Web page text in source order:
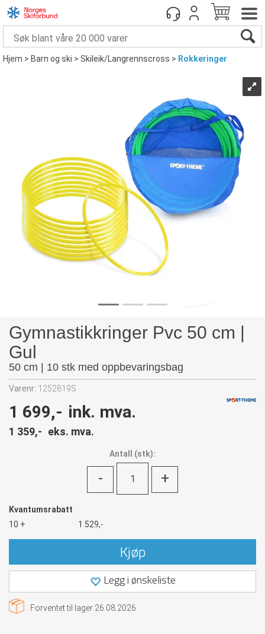
Hjem>Barn og ski>Skileik/Langrennscross> Rokkeringer
Gymnastikkringer Pvc 50 cm |
Gul
50 cm | 10 stk med oppbevaringsbag
Varenr: 1252819S
1 699,- ink. mva.
1 359,- eks. mva.
Antall (stk):
- +
Kvantumsrabatt
10 +
1 529,-
Kjøp
Legg i ønskeliste
Forventet til lager 26.08.2026